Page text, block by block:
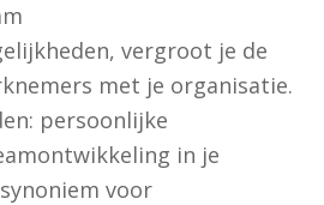
vergroot je de
met je organisatie.
persoonlijke
in je
voor